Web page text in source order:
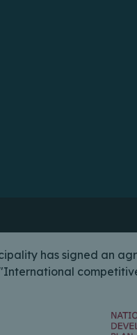
has signed an